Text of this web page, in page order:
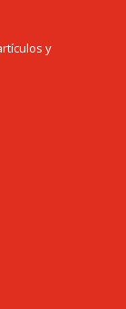
y